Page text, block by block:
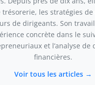
trésorerie, les stratégies de
de dirigeants. Son
concrète dans le
et l’analyse de
financières.
Voir tous les articles →